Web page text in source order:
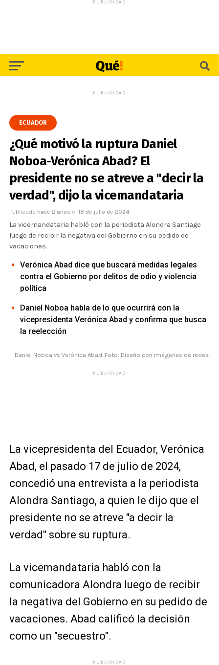
PUBLICIDAD
PUBLICIDAD
ECUADOR
¿Qué motivó la ruptura Daniel
Noboa-Verónica Abad? El
presidente no se atreve a "decir la
verdad", dijo la vicemandataria
Publicado hace 2 años el 18 de julio de 2024
La vicemandataria habló con la periodista Alondra Santiago
luego de recibir la negativa del Gobierno en su pedido de
vacaciones.
Verónica Abad dice que buscará medidas legales
contra el Gobierno por delitos de odio y violencia
política
Daniel Noboa habla de lo que ocurrirá con la
vicepresidenta Verónica Abad y confirma que busca
la reelección
Daniel Noboa vs Verónica Abad. Foto: Diseño con imágenes de redes.
PUBLICIDAD
La vicepresidenta del Ecuador, Verónica
Abad, el pasado 17 de julio de 2024,
concedió una entrevista a la periodista
Alondra Santiago, a quien le dijo que el
presidente no se atreve "a decir la
verdad" sobre su ruptura.
La vicemandataria habló con la
comunicadora Alondra luego de recibir
la negativa del Gobierno en su pedido de
vacaciones. Abad calificó la decisión
como un "secuestro".
PUBLICIDAD